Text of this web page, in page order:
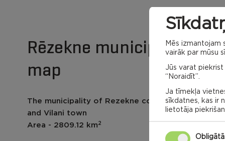
Rēzekne municipality
map
The municipality of Rezekne contains 28 parish
and Vilani town
Area - 2809.12 km2
Mēs izmantojam
vairāk par mūsu
Jūs varat piekrist
“Noraidīt”.
Ja tīmekļa
sīkdatnes, kas ir
lietotāja